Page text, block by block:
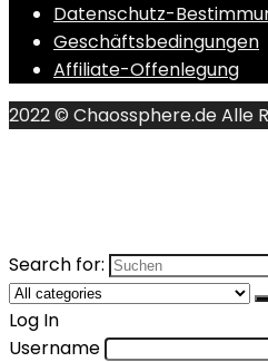
Datenschutz-
Geschäftsbedingungen
Affiliate-Offenlegung
2022 © Chaossphere.de Alle
Search for:
Log In
Username